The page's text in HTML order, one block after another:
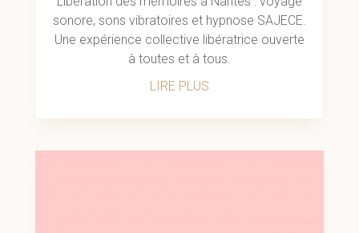
sonore, sons vibratoires et hypnose SAJECE.
Une expérience collective libératrice ouverte
à toutes et à tous.
LIRE PLUS